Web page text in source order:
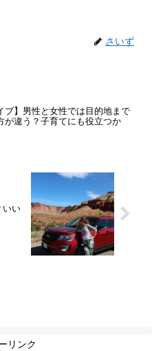
さいず
ブ】男性と女性では目的地まで
が違う？子育てにも役立つか
いい
リンク